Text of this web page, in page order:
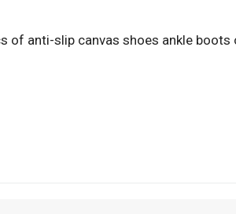
of anti-slip canvas shoes ankle boots